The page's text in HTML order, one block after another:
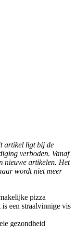
artikel ligt bij de
verboden. Vanaf
nieuwe artikelen. Het
wordt niet meer
pizza
een straalvinnige vis